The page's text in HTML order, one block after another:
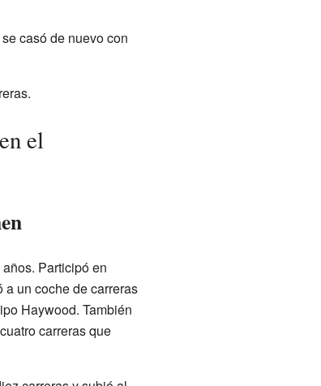
casó de nuevo con
el
Participó en
un coche de carreras
Haywood. También
carreras que